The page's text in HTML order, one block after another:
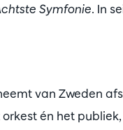
Symfonie. In
neemt van Zweden
én het